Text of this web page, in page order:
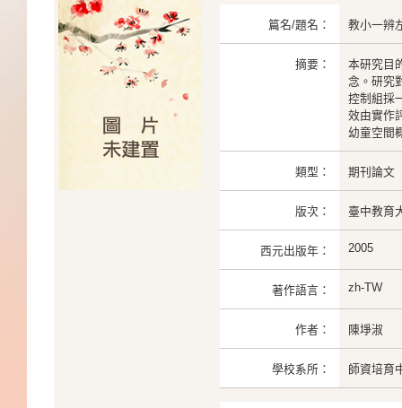
篇名/題名： 教小一辨
摘要：
本研究目
念。研究
控制組採
效由實作
幼童空間
類型： 期刊論文
版次： 臺中教育
西元出版年： 2005
著作語言： zh-TW
作者： 陳埩淑
學校系所： 師資培育